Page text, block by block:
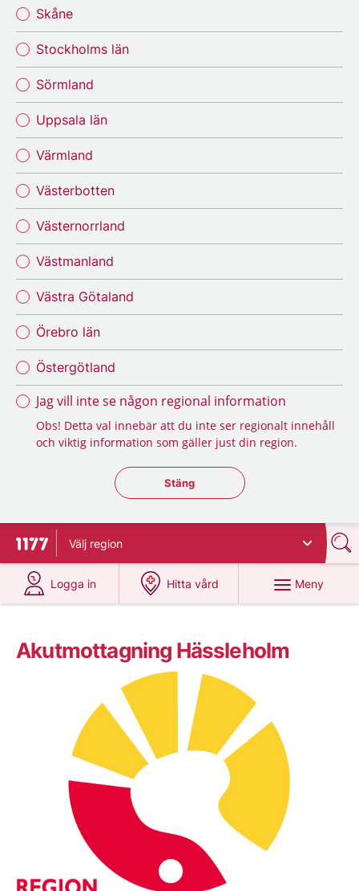
Skåne
Stockholms län
Sörmland
Uppsala län
Värmland
Västerbotten
Västernorrland
Västmanland
Västra Götaland
Örebro län
Östergötland
Jag vill inte se någon regional information
Obs! Detta val innebär att du inte ser regionalt innehåll
och viktig information som gäller just din region.
Stäng regionsväljaren
Stäng
Till startsidan för 1177
Välj region
Logga in
på 1177.se
Hitta vård
på 1177.se
Meny
Akutmottagning Hässleholm